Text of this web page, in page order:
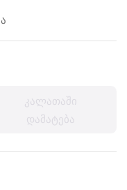
კალათაში
დამატება